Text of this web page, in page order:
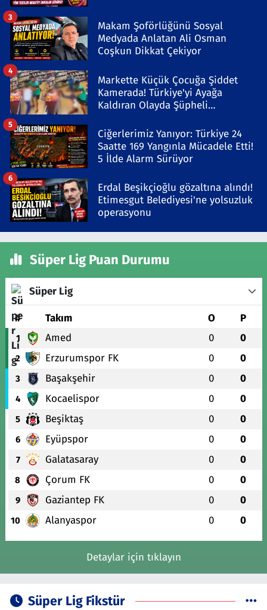
Makam Şoförlüğünü Sosyal
Medyada Anlatan Ali Osman
Coşkun Dikkat Çekiyor
3
Markette Küçük Çocuğa Şiddet
Kamerada! Türkiye'yi Ayağa
Kaldıran Olayda Şüpheli
4
Ciğerlerimiz Yanıyor: Türkiye 24
Saatte 169 Yangınla Mücadele Etti!
5 İlde Alarm Sürüyor
5
Erdal Beşikçioğlu gözaltına alındı!
Etimesgut Belediyesi'ne yolsuzluk
operasyonu
6
Süper Lig Puan Durumu
Süper Lig
# Takım O P
1 Amed 0 0
2 Erzurumspor FK 0 0
3 Başakşehir 0 0
4 Kocaelispor 0 0
5 Beşiktaş 0 0
6 Eyüpspor 0 0
7 Galatasaray 0 0
8 Çorum FK 0 0
9 Gaziantep FK 0 0
10 Alanyaspor 0 0
Detaylar için tıklayın
Süper Lig Fikstür